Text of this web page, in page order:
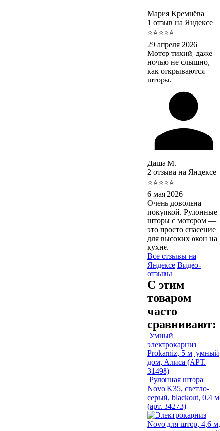
Мария Кремнёва
1 отзыв на Яндексе
⭐⭐⭐⭐⭐
29 апреля 2026
Мотор тихий, даже
ночью не слышно,
как открываются
шторы.
Даша М.
2 отзыва на Яндексе
⭐⭐⭐⭐⭐
6 мая 2026
Очень довольна
покупкой. Рулонные
шторы с мотором —
это просто спасение
для высоких окон на
кухне.
Все отзывы на
Яндексе Видео-
отзывы
С этим
товаром
часто
сравнивают:
Умный
электрокарниз
Prokarniz, 5 м, умный
дом, Алиса (АРТ.
31498)
Рулонная штора
Novo K35, светло-
серый, blackout, 0.4 м
(арт. 34273)